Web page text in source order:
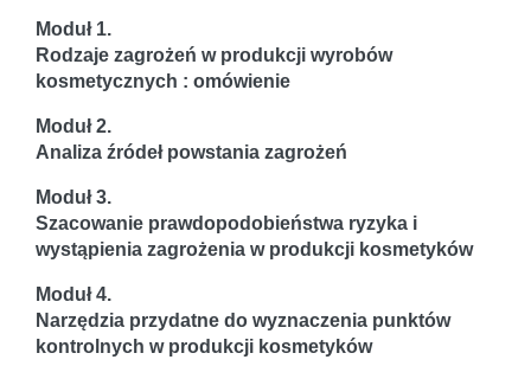
Moduł 1.
Rodzaje zagrożeń w produkcji wyrobów
kosmetycznych : omówienie
Moduł 2.
Analiza źródeł powstania zagrożeń
Moduł 3.
Szacowanie prawdopodobieństwa ryzyka i
wystąpienia zagrożenia w produkcji kosmetyków
Moduł 4.
Narzędzia przydatne do wyznaczenia punktów
kontrolnych w produkcji kosmetyków